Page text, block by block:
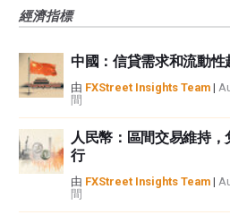
經濟指標
中國：信貸需求和流動性
由 FXStreet Insights Team |
間
人民幣：區間交易維持
行
由 FXStreet Insights Team |
間